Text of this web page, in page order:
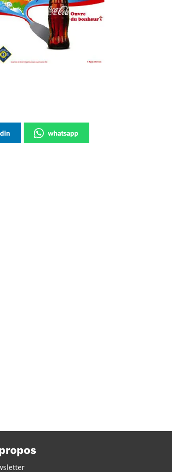
whatsapp